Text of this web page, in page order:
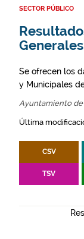
SECTOR PÚBLICO
Se ofrecen los
y Municipales
Ayuntamiento de
Última
CSV
TSV